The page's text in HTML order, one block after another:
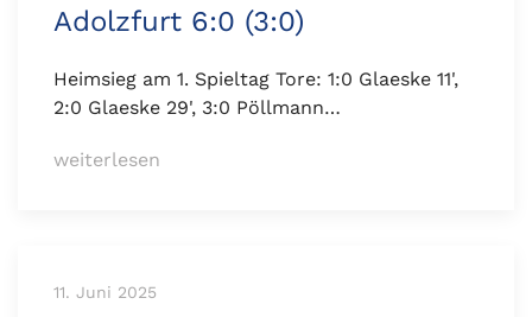
Adolzfurt 6:0 (3:0)
Heimsieg am 1. Spieltag Tore: 1:0 Glaeske 11',
2:0 Glaeske 29', 3:0 Pöllmann…
weiterlesen
11. Juni 2025